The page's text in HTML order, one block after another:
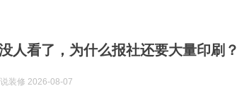
人看了，为什么报社还要大量印刷？
装修 2026-08-07